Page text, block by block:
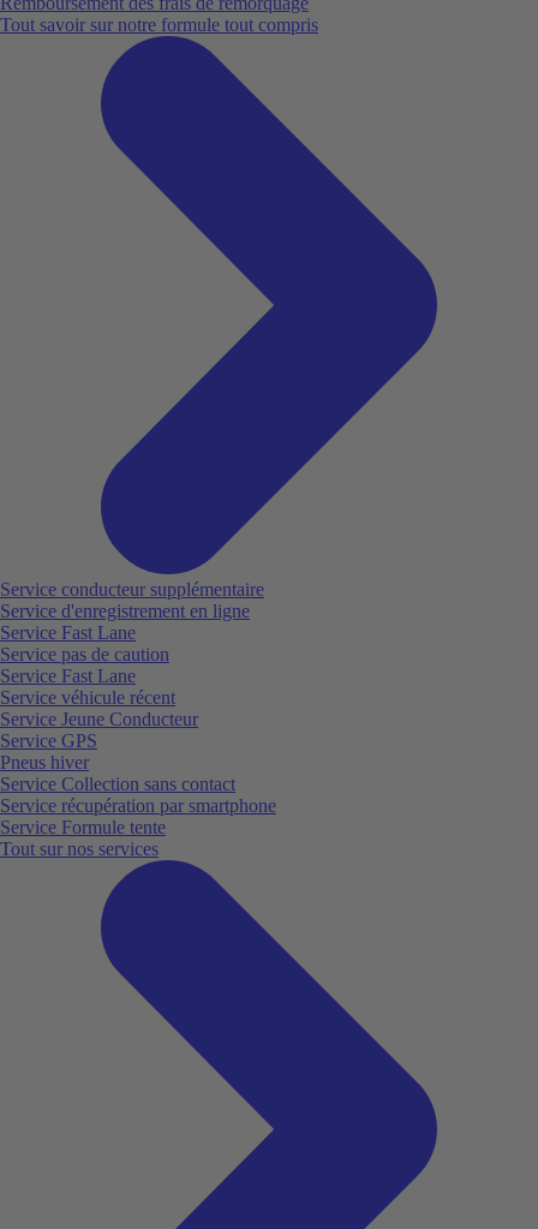
Tout savoir sur notre formule tout compris
Service conducteur supplémentaire
Service d'enregistrement en ligne
Service Fast Lane
Service pas de caution
Service Fast Lane
Service véhicule récent
Service Jeune Conducteur
Service GPS
Pneus hiver
Service Collection sans contact
Service récupération par smartphone
Service Formule tente
Tout sur nos services